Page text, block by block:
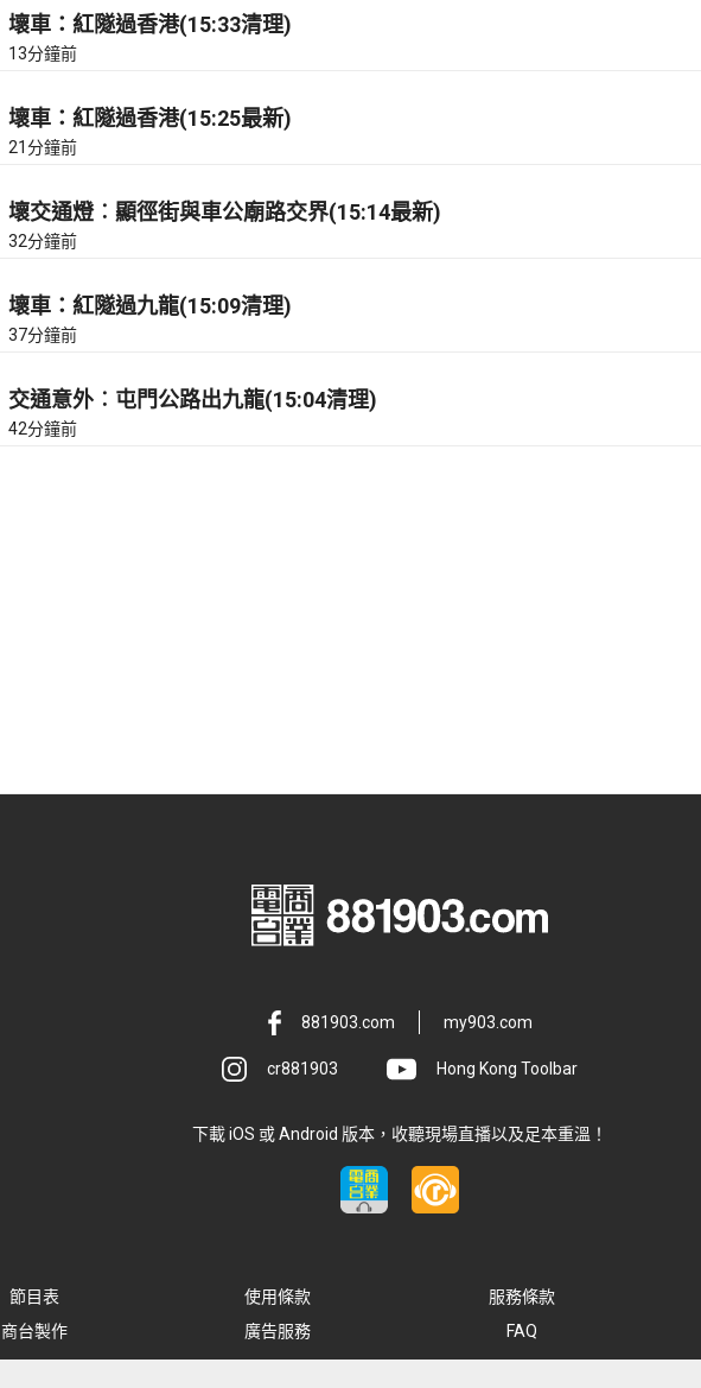
壞車：紅隧過香港(15:33清理)
13分鐘前
壞車：紅隧過香港(15:25最新)
21分鐘前
壞交通燈︰顯徑街與車公廟路交界(15:14最新)
32分鐘前
壞車：紅隧過九龍(15:09清理)
37分鐘前
交通意外︰屯門公路出九龍(15:04清理)
42分鐘前
881903.com my903.com
cr881903 Hong Kong Toolbar
下載 iOS 或 Android 版本，收聽現場直播以及足本重溫！
節目表 使用條款 服務條款
商台製作 廣告服務 FAQ